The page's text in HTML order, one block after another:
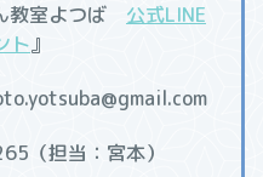
教室よつば 公式LINE
ト』
（担当：宮本）